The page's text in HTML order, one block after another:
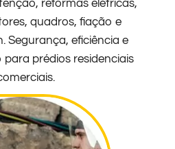
reformas elétricas,
quadros, fiação e
Segurança, eficiência e
prédios residenciais